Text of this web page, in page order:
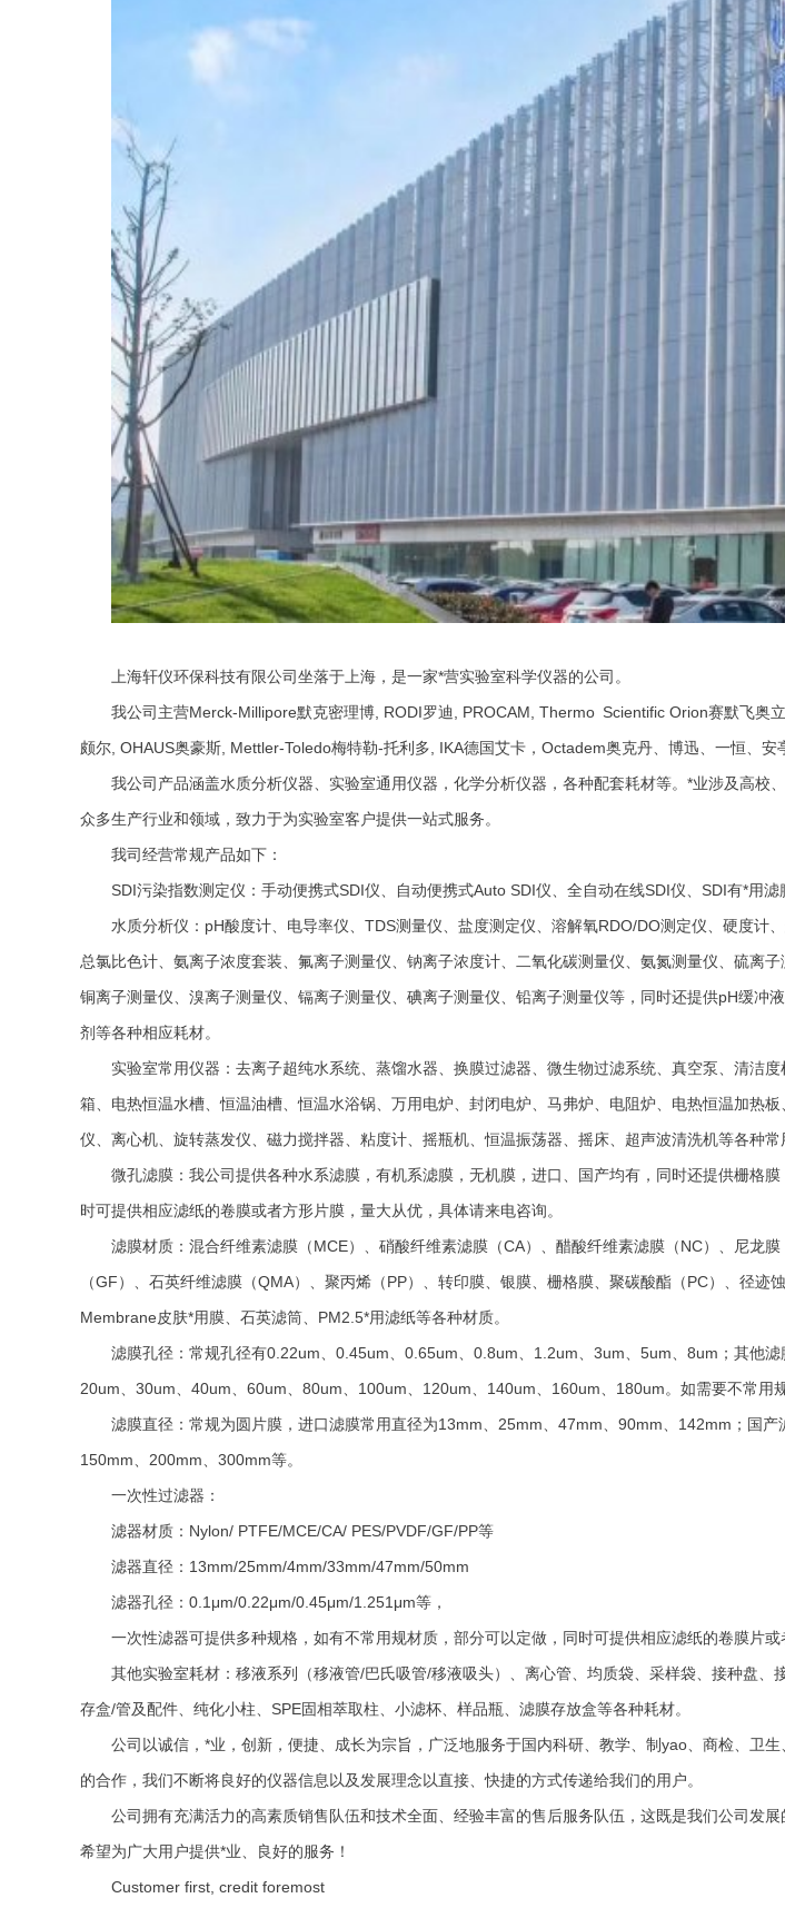
上海轩仪环保科技有限公司坐落于上海，是一家*营实验室科学仪器的公司。
我公司主营Merck-Millipore默克密理博, RODI罗迪, PROCAM, Thermo Scientific Orion赛默飞奥
颇尔, OHAUS奥豪斯, Mettler-Toledo梅特勒-托利多, IKA德国艾卡，Octadem奥克丹、博迅、一恒、
我公司产品涵盖水质分析仪器、实验室通用仪器，化学分析仪器，各种配套耗材等。*业涉及高
众多生产行业和领域，致力于为实验室客户提供一站式服务。
我司经营常规产品如下：
SDI污染指数测定仪：手动便携式SDI仪、自动便携式Auto SDI仪、全自动在线SDI仪、SDI有*用
水质分析仪：pH酸度计、电导率仪、TDS测量仪、盐度测定仪、溶解氧RDO/DO测定仪、硬度
总氯比色计、氨离子浓度套装、氟离子测量仪、钠离子浓度计、二氧化碳测量仪、氨氮测量仪、硫离
铜离子测量仪、溴离子测量仪、镉离子测量仪、碘离子测量仪、铅离子测量仪等，同时还提供pH缓
剂等各种相应耗材。
实验室常用仪器：去离子超纯水系统、蒸馏水器、换膜过滤器、微生物过滤系统、真空泵、清洁
箱、电热恒温水槽、恒温油槽、恒温水浴锅、万用电炉、封闭电炉、马弗炉、电阻炉、电热恒温加热
仪、离心机、旋转蒸发仪、磁力搅拌器、粘度计、摇瓶机、恒温振荡器、摇床、超声波清洗机等各种常
微孔滤膜：我公司提供各种水系滤膜，有机系滤膜，无机膜，进口、国产均有，同时还提供栅格
时可提供相应滤纸的卷膜或者方形片膜，量大从优，具体请来电咨询。
滤膜材质：混合纤维素滤膜（MCE）、硝酸纤维素滤膜（CA）、醋酸纤维素滤膜（NC）、尼龙
（GF）、石英纤维滤膜（QMA）、聚丙烯（PP）、转印膜、银膜、栅格膜、聚碳酸酯（PC）、径
Membrane皮肤*用膜、石英滤筒、PM2.5*用滤纸等各种材质。
滤膜孔径：常规孔径有0.22um、0.45um、0.65um、0.8um、1.2um、3um、5um、8um；其他
20um、30um、40um、60um、80um、100um、120um、140um、160um、180um。如需要不常用
滤膜直径：常规为圆片膜，进口滤膜常用直径为13mm、25mm、47mm、90mm、142mm；国
150mm、200mm、300mm等。
一次性过滤器：
滤器材质：Nylon/ PTFE/MCE/CA/ PES/PVDF/GF/PP等
滤器直径：13mm/25mm/4mm/33mm/47mm/50mm
滤器孔径：0.1μm/0.22μm/0.45μm/1.251μm等，
一次性滤器可提供多种规格，如有不常用规材质，部分可以定做，同时可提供相应滤纸的卷膜片或
其他实验室耗材：移液系列（移液管/巴氏吸管/移液吸头）、离心管、均质袋、采样袋、接种盘
存盒/管及配件、纯化小柱、SPE固相萃取柱、小滤杯、样品瓶、滤膜存放盒等各种耗材。
公司以诚信，*业，创新，便捷、成长为宗旨，广泛地服务于国内科研、教学、制yao、商检、卫
的合作，我们不断将良好的仪器信息以及发展理念以直接、快捷的方式传递给我们的用户。
公司拥有充满活力的高素质销售队伍和技术全面、经验丰富的售后服务队伍，这既是我们公司发
希望为广大用户提供*业、良好的服务！
Customer first, credit foremost